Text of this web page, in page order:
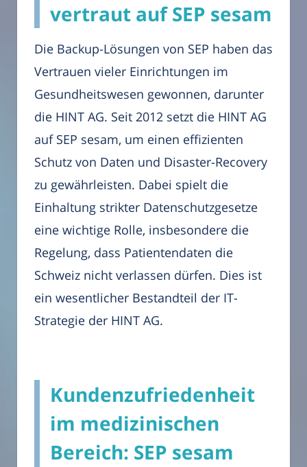
vertraut auf SEP sesam
Die Backup-Lösungen von SEP haben das
Vertrauen vieler Einrichtungen im
Gesundheitswesen gewonnen, darunter
die HINT AG. Seit 2012 setzt die HINT AG
auf SEP sesam, um einen effizienten
Schutz von Daten und Disaster-Recovery
zu gewährleisten. Dabei spielt die
Einhaltung strikter Datenschutzgesetze
eine wichtige Rolle, insbesondere die
Regelung, dass Patientendaten die
Schweiz nicht verlassen dürfen. Dies ist
ein wesentlicher Bestandteil der IT-
Strategie der HINT AG.
Kundenzufriedenheit
im medizinischen
Bereich: SEP sesam